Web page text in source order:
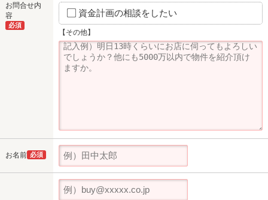
お問合せ内
容
必須
資金計画の相談をしたい
【その他】
お名前 必須